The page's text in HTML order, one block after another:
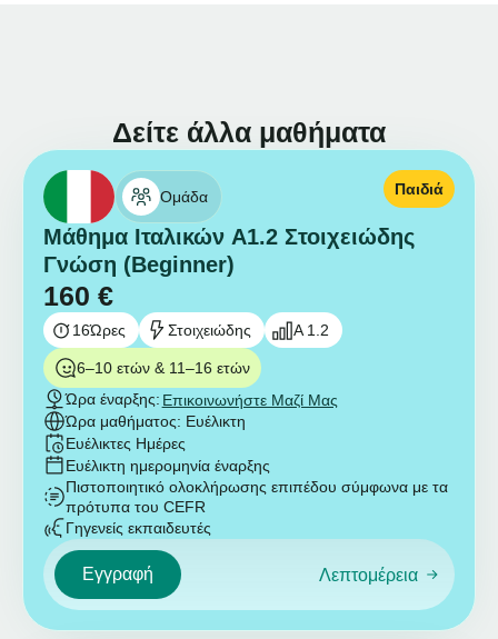
Δείτε άλλα μαθήματα
Ομάδα
Μάθημα Ιταλικών A1.2 Στοιχειώδης
Γνώση (Beginner)
160 €
Παιδιά
16Ώρες Στοιχειώδης A 1.2
6–10 ετών & 11–16 ετών
Ώρα έναρξης: Επικοινωνήστε Μαζί Μας
Ώρα μαθήματος: Ευέλικτη
Ευέλικτες Ημέρες
Ευέλικτη ημερομηνία έναρξης
Πιστοποιητικό ολοκλήρωσης επιπέδου σύμφωνα με τα
πρότυπα του CEFR
Γηγενείς εκπαιδευτές
Εγγραφή Λεπτομέρεια